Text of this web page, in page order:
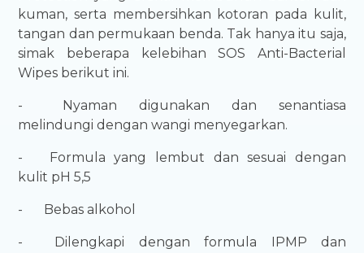
kuman, serta membersihkan kotoran pada kulit,
tangan dan permukaan benda. Tak hanya itu saja,
simak beberapa kelebihan SOS Anti-Bacterial
Wipes berikut ini.
-
Nyaman digunakan dan senantiasa
melindungi dengan wangi menyegarkan.
-
Formula yang lembut dan sesuai dengan
kulit pH 5,5
- Bebas alkohol
-
Dilengkapi dengan formula IPMP dan